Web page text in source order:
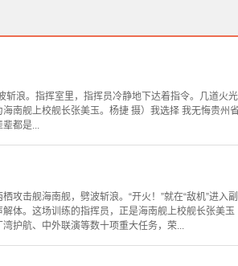
浪。指挥室里，指挥员冷静地下达着指令。几道火
南舰上校舰长张美玉。杨捷 摄）我选择 我无悔贵州
都是...
击舰海南舰，劈波斩浪。“开火！”就在“敌机”进入
体。这场训练的指挥员，正是海南舰上校舰长张美玉
护航、中外联演等数十项重大任务，荣...